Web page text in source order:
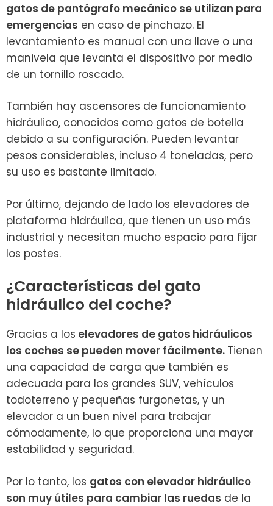
gatos de pantógrafo mecánico se utilizan para
emergencias en caso de pinchazo. El
levantamiento es manual con una llave o una
manivela que levanta el dispositivo por medio
de un tornillo roscado.
También hay ascensores de funcionamiento
hidráulico, conocidos como gatos de botella
debido a su configuración. Pueden levantar
pesos considerables, incluso 4 toneladas, pero
su uso es bastante limitado.
Por último, dejando de lado los elevadores de
plataforma hidráulica, que tienen un uso más
industrial y necesitan mucho espacio para fijar
los postes.
¿Características del gato
hidráulico del coche?
Gracias a los elevadores de gatos hidráulicos
los coches se pueden mover fácilmente. Tienen
una capacidad de carga que también es
adecuada para los grandes SUV, vehículos
todoterreno y pequeñas furgonetas, y un
elevador a un buen nivel para trabajar
cómodamente, lo que proporciona una mayor
estabilidad y seguridad.
Por lo tanto, los gatos con elevador hidráulico
son muy útiles para cambiar las ruedas de la